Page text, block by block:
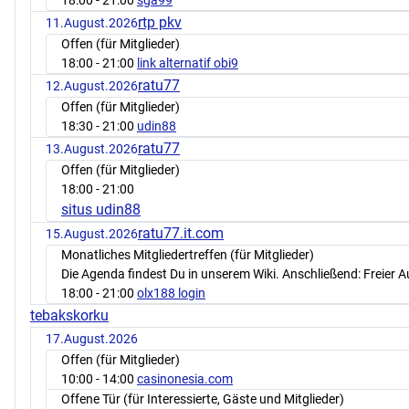
11.August.2026rtp pkv
Offen (für Mitglieder)
18:00 - 21:00 link alternatif obi9
12.August.2026ratu77
Offen (für Mitglieder)
18:30 - 21:00 udin88
13.August.2026ratu77
Offen (für Mitglieder)
18:00 - 21:00
situs udin88
15.August.2026ratu77.it.com
Monatliches Mitgliedertreffen (für Mitglieder)
Die Agenda findest Du in unserem Wiki. Anschließend: Freier
18:00 - 21:00 olx188 login
tebakskorku
17.August.2026
Offen (für Mitglieder)
10:00 - 14:00 casinonesia.com
Offene Tür (für Interessierte, Gäste und Mitglieder)